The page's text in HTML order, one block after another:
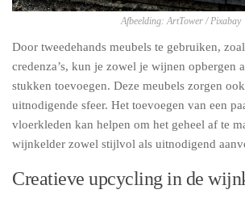
Afbeelding: ArtTower / Pixabay
Door tweedehands meubels te gebruiken,
credenza’s, kun je zowel je wijnen opbergen
stukken toevoegen. Deze meubels zorgen
uitnodigende sfeer. Het toevoegen van een
vloerkleden kan helpen om het geheel af te
wijnkelder zowel stijlvol als uitnodigend
Creatieve upcycling in de